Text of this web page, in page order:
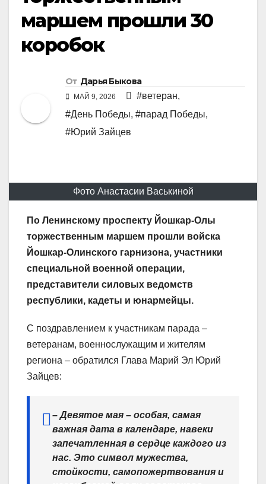
маршем прошли 30
коробок
От Дарья Быкова
МАЙ 9, 2026 #ветеран,
#День Победы, #парад Победы,
#Юрий Зайцев
Фото Анастасии Васькиной
По Ленинскому проспекту Йошкар-Олы
торжественным маршем прошли войска
Йошкар-Олинского гарнизона, участники
специальной военной операции,
представители силовых ведомств
республики, кадеты и юнармейцы.
С поздравлением к участникам парада –
ветеранам, военнослужащим и жителям
региона – обратился Глава Марий Эл Юрий
Зайцев:
– Девятое мая – особая, самая
важная дата в календаре, навеки
запечатленная в сердце каждого из
нас. Это символ мужества,
стойкости, самопожертвования и